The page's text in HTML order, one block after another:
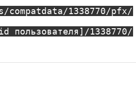
compatdata/1338770/pfx/
пользователя]/1338770/